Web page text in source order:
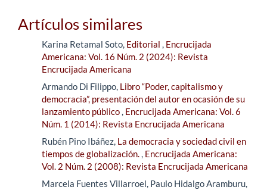
Artículos similares
Karina Retamal Soto, Editorial , Encrucijada
Americana: Vol. 16 Núm. 2 (2024): Revista
Encrucijada Americana
Armando Di Filippo, Libro “Poder, capitalismo y
democracia”, presentación del autor en ocasión de su
lanzamiento público, Encrucijada Americana: Vol. 6
Núm. 1 (2014): Revista Encrucijada Americana
Rubén Pino Ibáñez, La democracia y sociedad civil en
tiempos de globalización., Encrucijada Americana:
Vol. 2 Núm. 2 (2008): Revista Encrucijada Americana
Marcela Fuentes Villarroel, Paulo Hidalgo Aramburu,